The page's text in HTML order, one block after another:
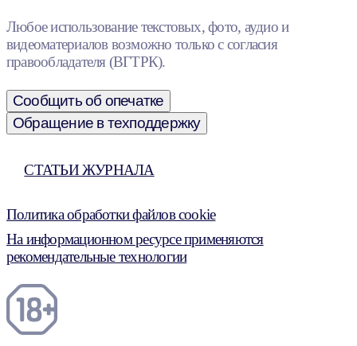
Любое использование текстовых, фото, аудио и
видеоматериалов возможно только с согласия
правообладателя (ВГТРК).
Сообщить об опечатке
Обращение в техподдержку
СТАТЬИ ЖУРНАЛА
Политика обработки файлов cookie
На информационном ресурсе применяются
рекомендательные технологии